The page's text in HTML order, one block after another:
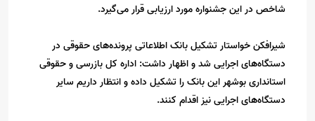
شاخص در این جشنواره مورد ارزیابی قرار می‌گیرد.
شیرافکن خواستار تشکیل بانک اطلاعاتی پرونده‌های حقوقی در
دستگاه‌های اجرایی شد و اظهار داشت: اداره کل بازرسی و حقوقی
استانداری بوشهر این بانک را تشکیل داده و انتظار داریم سایر
دستگاه‌های اجرایی نیز اقدام کنند.